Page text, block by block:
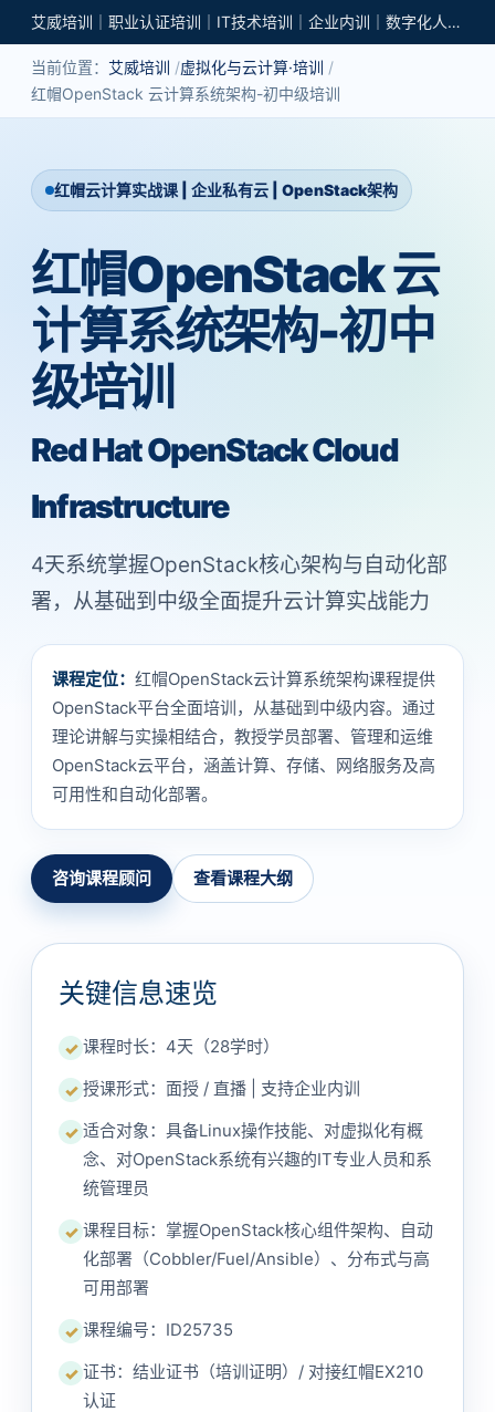
艾威培训｜职业认证培训｜IT技术培训｜企业内训｜数字化人才培养
当前位置： 艾威培训
虚拟化与云计算·培训
红帽OpenStack 云计算系统架构-初中级培训
红帽云计算实战课 | 企业私有云 | OpenStack架构
红帽OpenStack 云
计算系统架构-初中
级培训
Red Hat OpenStack Cloud
Infrastructure
4天系统掌握OpenStack核心架构与自动化部
署，从基础到中级全面提升云计算实战能力
课程定位： 红帽OpenStack云计算系统架构课程提供
OpenStack平台全面培训，从基础到中级内容。通过
理论讲解与实操相结合，教授学员部署、管理和运维
OpenStack云平台，涵盖计算、存储、网络服务及高
可用性和自动化部署。
咨询课程顾问 查看课程大纲
关键信息速览
✓ 课程时长：4天（28学时）
✓ 授课形式：面授 / 直播 | 支持企业内训
✓ 适合对象：具备Linux操作技能、对虚拟化有概
念、对OpenStack系统有兴趣的IT专业人员和系
统管理员
✓ 课程目标：掌握OpenStack核心组件架构、自动
化部署（Cobbler/Fuel/Ansible）、分布式与高
可用部署
✓ 课程编号：ID25735
✓ 证书：结业证书（培训证明）/ 对接红帽EX210
认证